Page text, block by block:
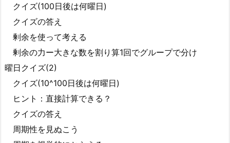
クイズ(100日後は何曜日)
クイズの答え
剰余を使って考える
剰余の力ー大きな数を割り算1回でグループで分け
曜日クイズ(2)
クイズ(10^100日後は何曜日)
ヒント：直接計算できる？
クイズの答え
周期性を見ぬこう